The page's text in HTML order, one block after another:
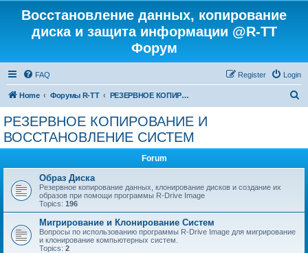
Восстановление данных, копирование
диска и защита информации @R-TT
Форум
FAQ Login
Register
Home Форумы R-TT РЕЗЕРВНОЕ КОПИРОВАНИЕ И ВОССТАНОВЛЕНИЕ СИСТЕМ
РЕЗЕРВНОЕ КОПИРОВАНИЕ И
ВОССТАНОВЛЕНИЕ СИСТЕМ
Forum
Образ Диска
Резервное копирование данных, клонирование дисков и создание их
образов при помощи программы R-Drive Image
Topics: 196
Мигрирование и Клонирование Систем
Вопросы по использованию программы R-Drive Image для мигрирование
и клонирование компьютерных систем.
Topics: 2